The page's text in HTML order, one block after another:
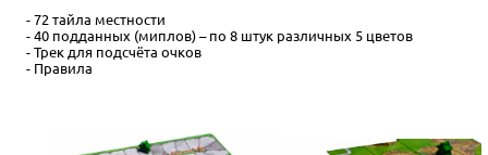
- 72 тайла местности
- 40 подданных (миплов) – по 8 штук различных 5 цветов
- Трек для подсчёта очков
- Правила